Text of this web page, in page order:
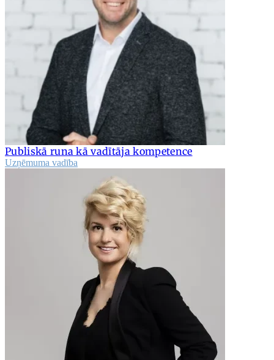
Publiskā runa kā vadītāja kompetence
Uzņēmuma vadība